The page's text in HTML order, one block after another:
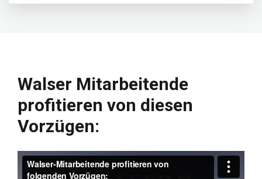
Walser Mitarbeitende
profitieren von diesen
Vorzügen: